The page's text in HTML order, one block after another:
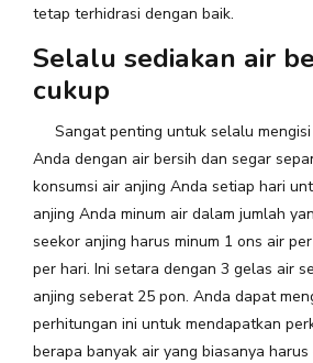
tetap terhidrasi dengan baik.
Selalu sediakan air
cukup
Sangat penting untuk selalu mengisi
Anda dengan air bersih dan segar
konsumsi air anjing Anda setiap hari
anjing Anda minum air dalam jumlah
seekor anjing harus minum 1 ons air
per hari. Ini setara dengan 3 gelas air
anjing seberat 25 pon. Anda dapat
perhitungan ini untuk mendapatkan
berapa banyak air yang biasanya